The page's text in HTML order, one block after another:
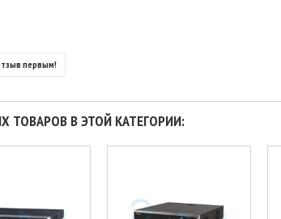
первым!
ТОВАРОВ В ЭТОЙ КАТЕГОРИИ: